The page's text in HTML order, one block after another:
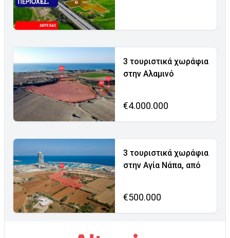
3 τουριστικά χωράφια
στην Αλαμινό
€4.000.000
3 τουριστικά χωράφια
στην Αγία Νάπα, από
€500.000